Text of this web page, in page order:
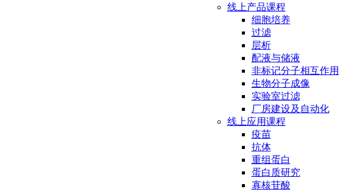
线上产品课程
细胞培养
过滤
层析
配液与储液
非标记分子相互作用
生物分子成像
实验室过滤
厂房建设及自动化
线上应用课程
疫苗
抗体
重组蛋白
蛋白质研究
寡核苷酸